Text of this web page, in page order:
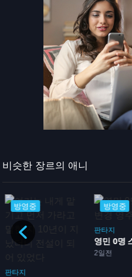
비슷한 장르의 애니
방영중
판타지
방영중
판타지
2일전
영민 0명